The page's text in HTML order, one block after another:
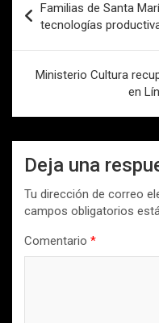
de
entradas
Familias de Santa
tecnologías
Ministerio Cultura
en
Deja una
Tu dirección de correo
campos obligatorios
Comentario *